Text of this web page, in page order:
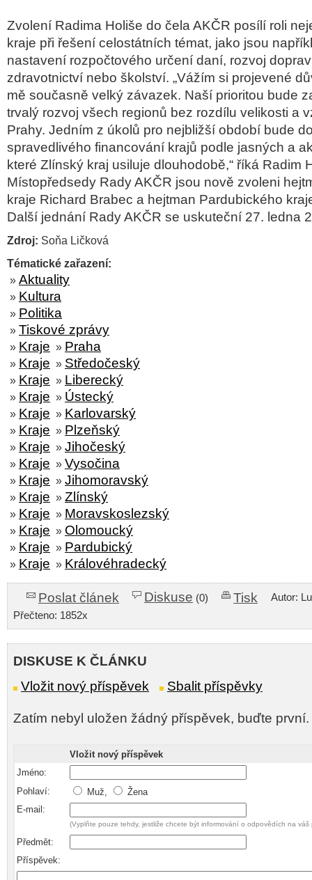
Zvolení Radima Holiše do čela AKČR posílí roli
kraje při řešení celostátních témat, jako jsou
nastavení rozpočtového určení daní, rozvoj
zdravotnictví nebo školství. „Vážím si projevené
mě současně velký závazek. Naší prioritou bude
trvalý rozvoj všech regionů bez rozdílu velikosti a
Prahy. Jedním z úkolů pro nejbližší období bude
spravedlivého financování krajů podle jasných a
které Zlínský kraj usiluje dlouhodobě,“ říká Radim
Místopředsedy Rady AKČR jsou nově zvoleni
kraje Richard Brabec a hejtman Pardubického
Další jednání Rady AKČR se uskuteční 27. ledna
Zdroj: Soňa Ličková
Tématické zařazení:
» Aktuality
» Kultura
» Politika
» Tiskové zprávy
» Kraje » Praha
» Kraje » Středočeský
» Kraje » Liberecký
» Kraje » Ústecký
» Kraje » Karlovarský
» Kraje » Plzeňský
» Kraje » Jihočeský
» Kraje » Vysočina
» Kraje » Jihomoravský
» Kraje » Zlínský
» Kraje » Moravskoslezský
» Kraje » Olomoucký
» Kraje » Pardubický
» Kraje » Královéhradecký
Poslat článek Diskuse (0) Tisk
Autor:
Přečteno: 1852x
DISKUSE K ČLÁNKU
Vložit nový příspěvek
Sbalit příspěvky
Zatím nebyl uložen žádný příspěvek, buďte první.
Vložit nový příspěvek
Jméno:
Pohlaví:
Muž,
Žena
E-mail:
(Vyplňte pouze tehdy, jestliže chcete být informování o odpovědích na váš
Předmět:
Příspěvek: